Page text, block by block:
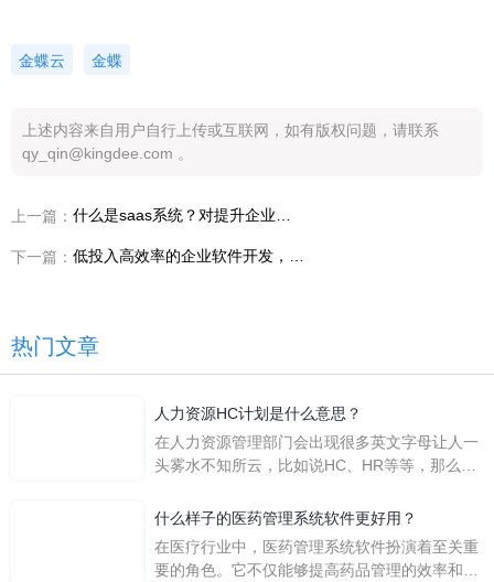
金蝶云 金蝶
上述内容来自用户自行上传或互联网，如有版权问题，请联系
qy_qin@kingdee.com 。
上一篇：
下一篇：
热门文章
人力资源HC计划是什么意思？
在人力资源管理部门会出现很多英文字母让人一
头雾水不知所云，比如说HC、HR等等，那么它
么呢？
什么样子的医药管理系统软件更好用？
在医疗行业中，医药管理系统软件扮演着至关重
要的角色。它不仅能够提高药品管理的效率和准